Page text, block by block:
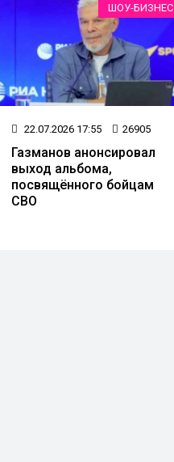
ШОУ-БИЗНЕС
22.07.2026 17:55 26905
Газманов анонсировал
выход альбома,
посвящённого бойцам
СВО